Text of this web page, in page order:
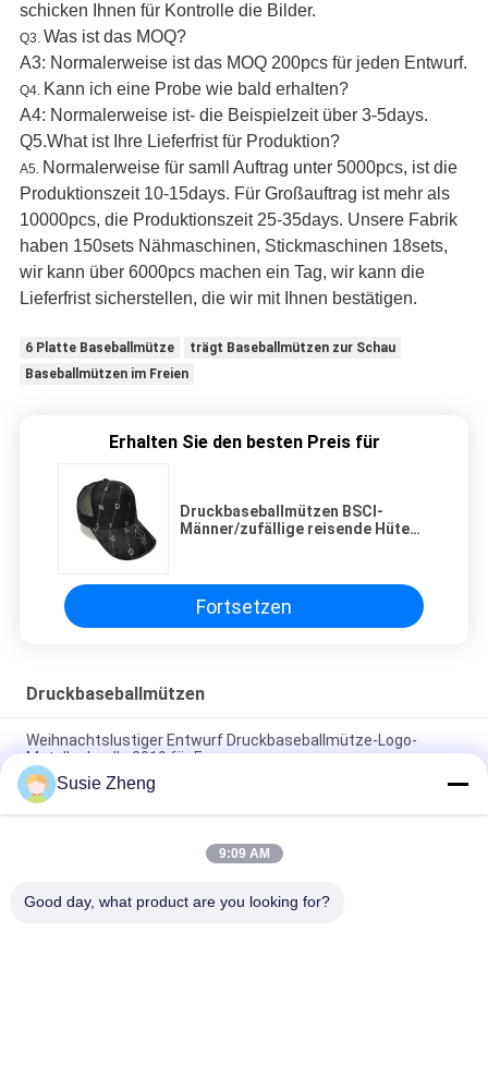
schicken Ihnen für Kontrolle die Bilder.
Q3. Was ist das MOQ?
A3: Normalerweise ist das MOQ 200pcs für jeden Entwurf.
Q4. Kann ich eine Probe wie bald erhalten?
A4: Normalerweise ist- die Beispielzeit über 3-5days.
Q5.What ist Ihre Lieferfrist für Produktion?
A5. Normalerweise für samll Auftrag unter 5000pcs, ist die
Produktionszeit 10-15days. Für Großauftrag ist mehr als
10000pcs, die Produktionszeit 25-35days. Unsere Fabrik
haben 150sets Nähmaschinen, Stickmaschinen 18sets,
wir kann über 6000pcs machen ein Tag, wir kann die
Lieferfrist sicherstellen, die wir mit Ihnen bestätigen.
6 Platte Baseballmütze
trägt Baseballmützen zur Schau
Baseballmützen im Freien
Erhalten Sie den besten Preis für
Druckbaseballmützen BSCI-
Männer/zufällige reisende Hüte
Fortsetzen
Druckbaseballmützen
Weihnachtslustiger Entwurf Druckbaseballmütze-Logo-
Metallschnalle 2019 für Frauen
Kundenspezifische 6 Platten-Muster-Sport-Baseballmütze
kurvte die konstruierte Rand-Baumwolle 100%
Kappengolfsport-Hutkappen der Baseballmütze des
Susie Zheng
9:09 AM
Good day, what product are you looking for?